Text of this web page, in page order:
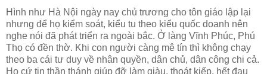
Hình như Hà Nội ngày nay chủ trương cho tôn giáo lập lại
nhưng để họ kiểm soát, kiểu tu theo kiểu quốc doanh nên
nghe nói đã phát triển ra ngoài bắc. Ở làng Vĩnh Phúc, Phú
Thọ có đền thờ. Khi con người càng mê tín thì không chạy
theo ba cái tư duy về nhân quyền, dân chủ, dân công chi cả.
Họ cứ tin thần thánh giúp đỡ làm giàu, thoát kiếp, hết đau